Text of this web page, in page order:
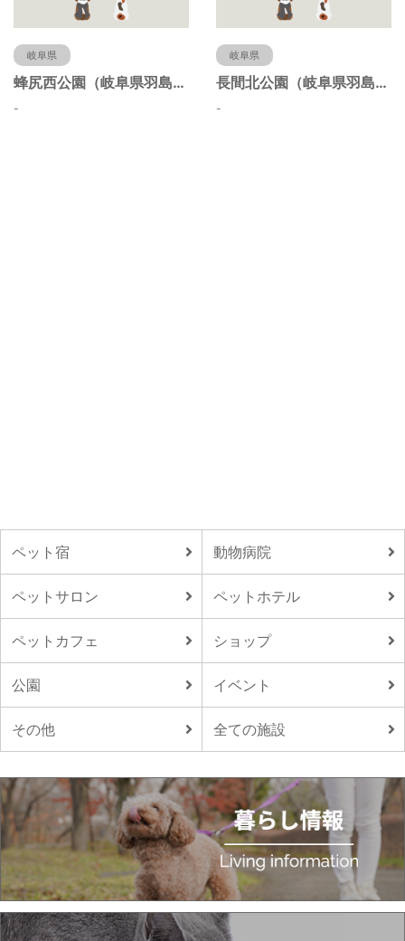
岐阜県
蜂尻西公園（岐阜県羽島市）
-
岐阜県
長間北公園（岐阜県羽島市）
-
ペット宿 動物病院
ペットサロン ペットホテル
ペットカフェ ショップ
公園 イベント
その他 全ての施設